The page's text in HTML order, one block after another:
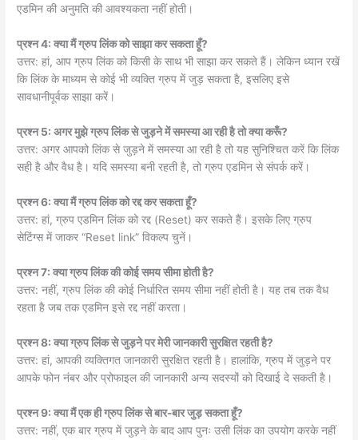
एडमिन की अनुमति की आवश्यकता नहीं होती।
प्रश्न 4: क्या मैं ग्रुप लिंक को साझा कर सकता हूँ?
उत्तर: हां, आप ग्रुप लिंक को किसी के साथ भी साझा कर सकते हैं। लेकिन ध्यान रखें
कि लिंक के माध्यम से कोई भी व्यक्ति ग्रुप में जुड़ सकता है, इसलिए इसे
सावधानीपूर्वक साझा करें।
प्रश्न 5: अगर मुझे ग्रुप लिंक से जुड़ने में समस्या आ रही है तो क्या करूँ?
उत्तर: अगर आपको लिंक से जुड़ने में समस्या आ रही है तो यह सुनिश्चित करें कि लिंक
सही है और वैध है। यदि समस्या बनी रहती है, तो ग्रुप एडमिन से संपर्क करें।
प्रश्न 6: क्या मैं ग्रुप लिंक को रद्द कर सकता हूँ?
उत्तर: हां, ग्रुप एडमिन लिंक को रद्द (Reset) कर सकते हैं। इसके लिए ग्रुप
सेटिंग्स में जाकर “Reset link” विकल्प चुनें।
प्रश्न 7: क्या ग्रुप लिंक की कोई समय सीमा होती है?
उत्तर: नहीं, ग्रुप लिंक की कोई निर्धारित समय सीमा नहीं होती है। यह तब तक वैध
रहता है जब तक एडमिन इसे रद्द नहीं करता।
प्रश्न 8: क्या ग्रुप लिंक से जुड़ने पर मेरी जानकारी सुरक्षित रहती है?
उत्तर: हां, आपकी व्यक्तिगत जानकारी सुरक्षित रहती है। हालांकि, ग्रुप में जुड़ने पर
आपके फोन नंबर और प्रोफाइल की जानकारी अन्य सदस्यों को दिखाई दे सकती है।
प्रश्न 9: क्या मैं एक ही ग्रुप लिंक से बार-बार जुड़ सकता हूँ?
उत्तर: नहीं, एक बार ग्रुप में जुड़ने के बाद आप पुनः उसी लिंक का उपयोग करके नहीं